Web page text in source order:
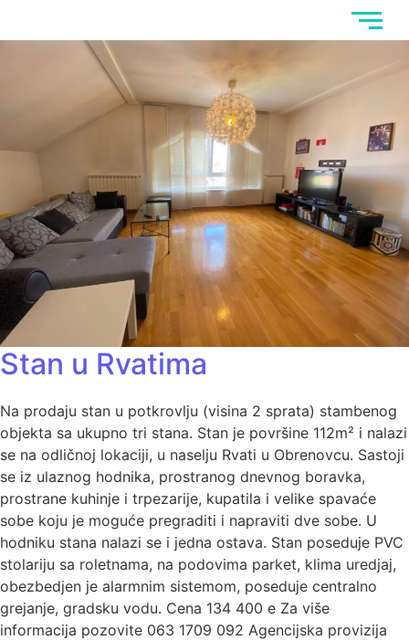
Stan u Rvatima
Na prodaju stan u potkrovlju (visina 2 sprata) stambenog
objekta sa ukupno tri stana. Stan je površine 112m² i nalazi
se na odličnoj lokaciji, u naselju Rvati u Obrenovcu. Sastoji
se iz ulaznog hodnika, prostranog dnevnog boravka,
prostrane kuhinje i trpezarije, kupatila i velike spavaće
sobe koju je moguće pregraditi i napraviti dve sobe. U
hodniku stana nalazi se i jedna ostava. Stan poseduje PVC
stolariju sa roletnama, na podovima parket, klima uredjaj,
obezbedjen je alarmnim sistemom, poseduje centralno
grejanje, gradsku vodu. Cena 134 400 e Za više
informacija pozovite 063 1709 092 Agencijska provizija